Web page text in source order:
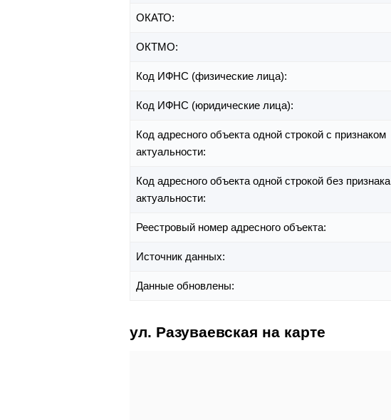
ОКАТО:
ОКТМО:
Код ИФНС (физические лица):
Код ИФНС (юридические лица):
Код адресного объекта одной строкой с признаком
актуальности:
Код адресного объекта одной строкой без признака
актуальности:
Реестровый номер адресного объекта:
Источник данных:
Данные обновлены:
ул. Разуваевская на карте